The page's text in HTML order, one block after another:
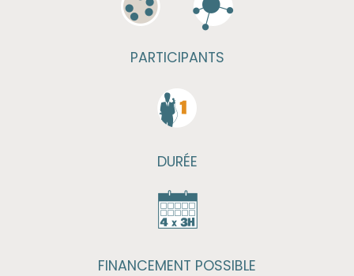
PARTICIPANTS
DURÉE
FINANCEMENT POSSIBLE